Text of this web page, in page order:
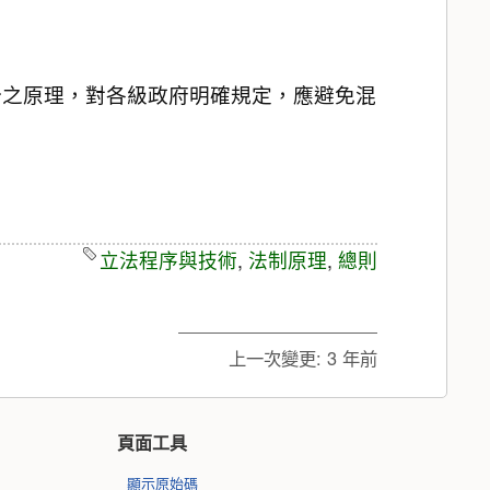
原理，對各級政府明確規定，應避免混
立法程序與技術, 法制原理, 總則
上一次變更: 3 年前
頁面工具
顯示原始碼